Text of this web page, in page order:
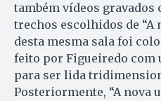
também vídeos gravados
trechos escolhidos de “A
desta mesma sala foi
feito por Figueiredo com
para ser lida
Posteriormente, “A nova